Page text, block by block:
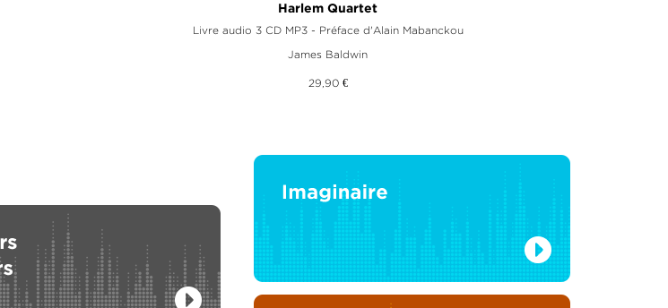
Le Vent de Norrberga
Livre audio 2 CD MP3
Camilla Grebe,Carl-David Pärson
26,50 €
Harlem Quartet
Livre audio 3 CD MP3 - Préface d'Alain Mabanckou
James Baldwin
29,90 €